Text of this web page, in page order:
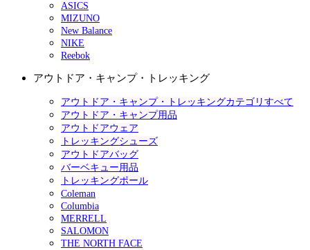
ASICS
MIZUNO
New Balance
NIKE
Reebok
アウトドア・キャンプ・トレッキング
アウトドア・キャンプ・トレッキングカテゴリすべて
アウトドア・キャンプ用品
アウトドアウェア
トレッキングシューズ
アウトドアバッグ
バーベキュー用品
トレッキングポール
Coleman
Columbia
MERRELL
SALOMON
THE NORTH FACE